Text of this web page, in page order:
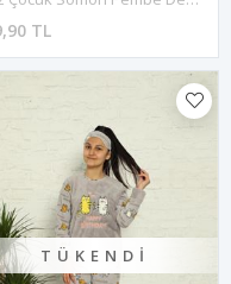
TL
TÜKENDI